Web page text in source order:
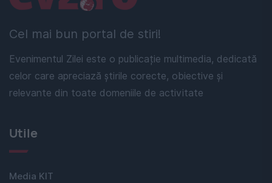
Cel mai bun portal de stiri!
Evenimentul Zilei este o publicație multimedia, dedicată
celor care apreciază știrile corecte, obiective și
relevante din toate domeniile de activitate
Utile
Media KIT